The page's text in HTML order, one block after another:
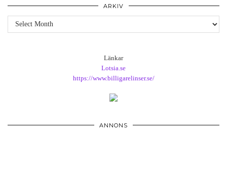
ARKIV
Arkiv
Länkar
Lotsia.se
https://www.billigarelinser.se/
ANNONS